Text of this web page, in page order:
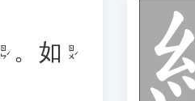
ㄖㄣˊ 。如 ㄖㄨˊ